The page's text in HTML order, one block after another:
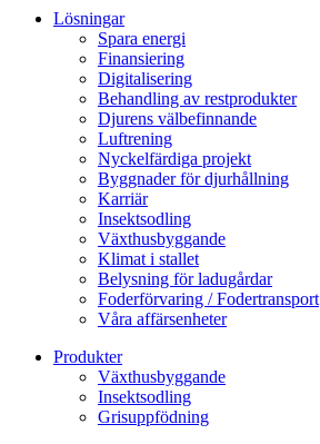
Lösningar
Spara energi
Finansiering
Digitalisering
Behandling av restprodukter
Djurens välbefinnande
Luftrening
Nyckelfärdiga projekt
Byggnader för djurhållning
Karriär
Insektsodling
Växthusbyggande
Klimat i stallet
Belysning för ladugårdar
Foderförvaring / Fodertransport
Våra affärsenheter
Produkter
Växthusbyggande
Insektsodling
Grisuppfödning